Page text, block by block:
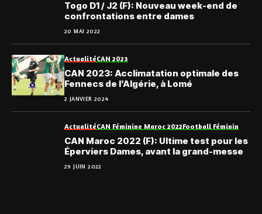
Togo D1 / J2 (F): Nouveau week-end de
confrontations entre dames
20 MAI 2022
ActualitéCAN 2023
CAN 2023: Acclimatation optimale des
Fennecs de l’Algérie, à Lomé
2 JANVIER 2024
ActualitéCAN Féminine Maroc 2022Football Féminin
CAN Maroc 2022 (F): Ultime test pour les
Éperviers Dames, avant la grand-messe
29 JUIN 2022